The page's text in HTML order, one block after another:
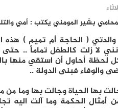
( الحاجة أم تميم ) هذه
لا زلت كالطفل تماماً ..
أحاول أن استقي منها
والوفاء فبنى الدولة ..
بها الحياة وجالت بها وما من
أمثال الحكمة وما آلت اليه